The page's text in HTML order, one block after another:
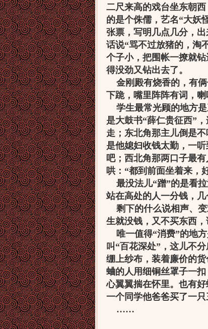
二尺来高的戏台坐东朝
的是个侏儒，艺名“大妖
张票，写明几点几分，
话说“骂不过放猪的，淘
个子小，把围帐一撩就
得没劲又钻出去了。
金刚殿有烧香的，有俩
下跪，嘴里阵阵有词，喇
学生最常光顾的地方是
是大鼓书“薛仁贵征西”
走；东北角那主儿倒是
是他媳妇收钱太勤，一
吧；西北角那两口子最
哄：“都到前面坐着来，
最没法儿“蹭”的是看拉
站在高处的人一分钱，几
剩下的什么说相声、变
生就没钱，又不买东西，
唯一值得“消费”的地方
叫“百花深处”，这儿不
绷上纱布，装着廉价的
蛐的人用细铜丝罩子一
心翼翼揣在怀里。也有
一个同学他爸爸买了一只
……